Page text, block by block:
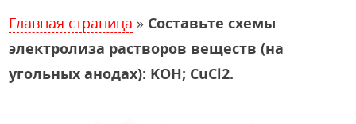
Главная страница » Составьте схемы
электролиза растворов веществ (на
угольных анодах): KOH; CuCl2.